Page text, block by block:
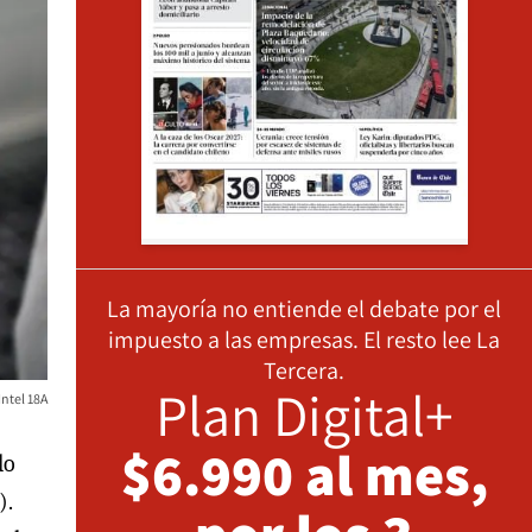
18A
La mayoría no entiende el debate por el
impuesto a las empresas. El resto lee La
Tercera.
Plan Digital+
$6.990 al mes,